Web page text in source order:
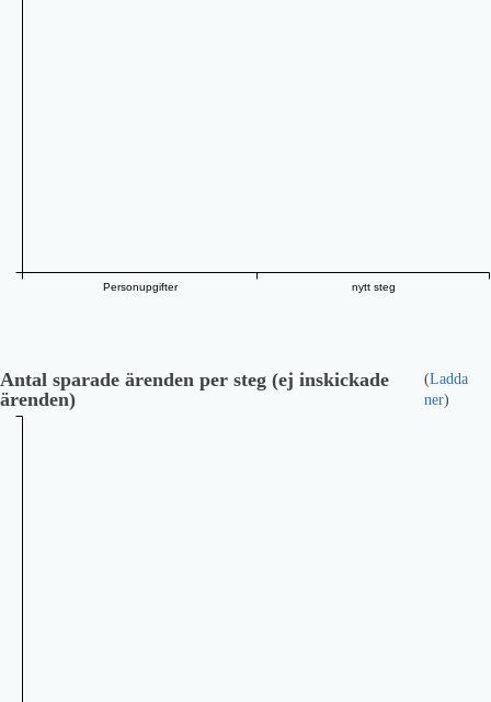
Personupgifter nytt steg
Antal sparade ärenden per steg (ej inskickade
ärenden)
(Ladda
ner)